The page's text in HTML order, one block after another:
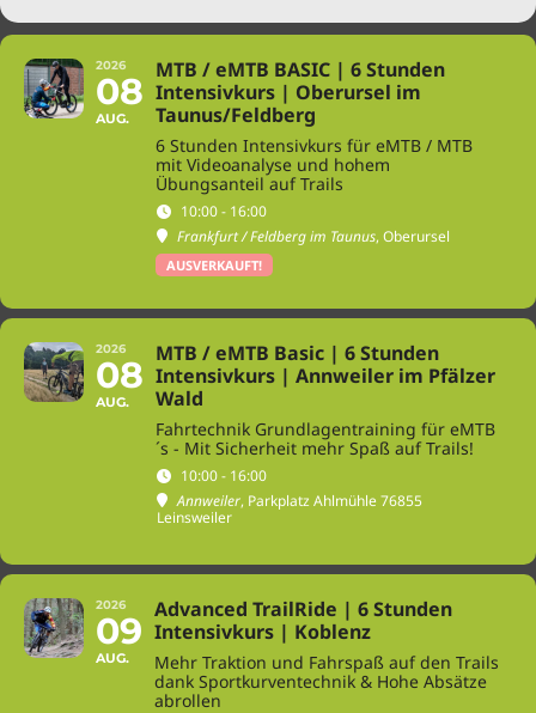
2026
08
AUG.
MTB / eMTB BASIC | 6 Stunden
Intensivkurs | Oberursel im
Taunus/Feldberg
6 Stunden Intensivkurs für eMTB / MTB
mit Videoanalyse und hohem
Übungsanteil auf Trails
10:00 - 16:00
Frankfurt / Feldberg im Taunus, Oberursel
AUSVERKAUFT!
2026
08
AUG.
MTB / eMTB Basic | 6 Stunden
Intensivkurs | Annweiler im Pfälzer
Wald
Fahrtechnik Grundlagentraining für eMTB
´s - Mit Sicherheit mehr Spaß auf Trails!
10:00 - 16:00
Annweiler, Parkplatz Ahlmühle 76855
Leinsweiler
2026
09
AUG.
Advanced TrailRide | 6 Stunden
Intensivkurs | Koblenz
Mehr Traktion und Fahrspaß auf den Trails
dank Sportkurventechnik & Hohe Absätze
abrollen